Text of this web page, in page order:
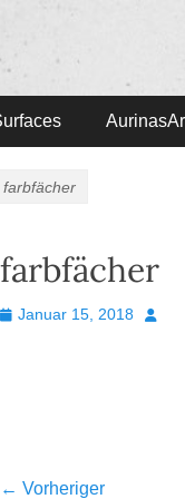
farbfächer
farbfächer
Veröffentlicht
Januar 15, 2018 Autor
← Vorheriger